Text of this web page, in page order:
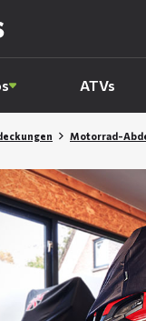
ATVs
Motorrad-